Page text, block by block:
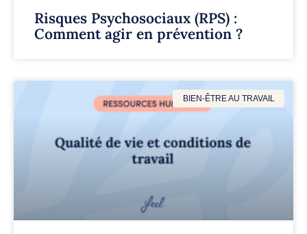
Risques Psychosociaux (RPS) :
Comment agir en prévention ?
BIEN-ÊTRE AU TRAVAIL